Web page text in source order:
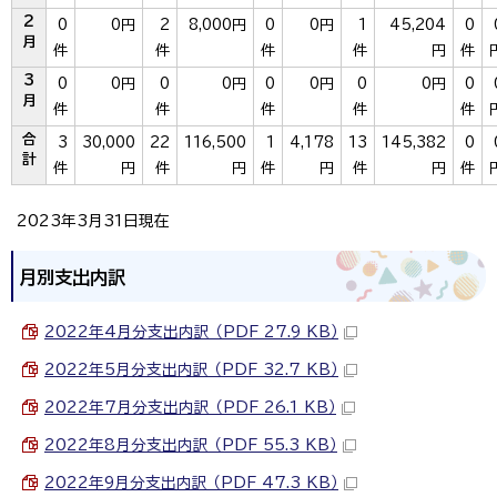
2
月
0
件
0円
2
件
8,000円
0
件
0円
1
件
45,204
円
0
件
3
月
0
件
0円
0
件
0円
0
件
0円
0
件
0円
0
件
合
計
3
件
30,000
円
22
件
116,500
円
1
件
4,178
円
13
件
145,382
円
0
件
2023年3月31日現在
月別支出内訳
2022年4月分支出内訳 （PDF 27.9 KB）
2022年5月分支出内訳 （PDF 32.7 KB）
2022年7月分支出内訳 （PDF 26.1 KB）
2022年8月分支出内訳 （PDF 55.3 KB）
2022年9月分支出内訳 （PDF 47.3 KB）